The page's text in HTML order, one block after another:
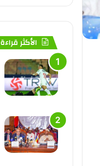
الأكثر قراءة